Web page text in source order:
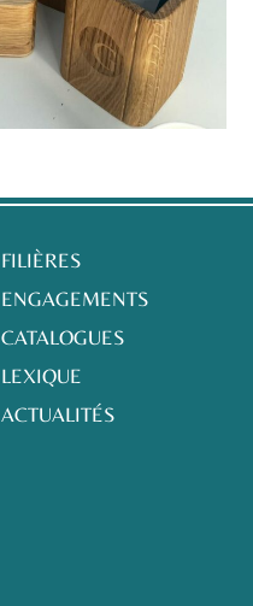
FILIÈRES
ENGAGEMENTS
CATALOGUES
LEXIQUE
ACTUALITÉS